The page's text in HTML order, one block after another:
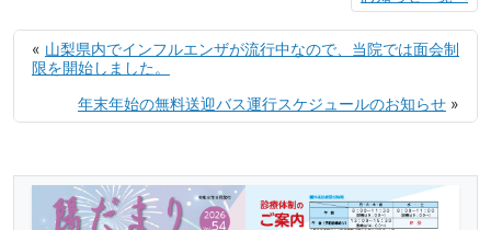
« 山梨県内でインフルエンザが流行中なので、当院では面会制
限を開始しました。
年末年始の無料送迎バス運行スケジュールのお知らせ »